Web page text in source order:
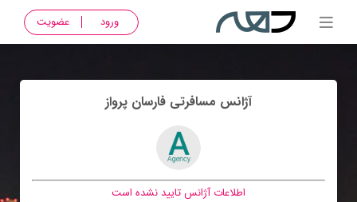
ورود عضویت
آژانس مسافرتی فارسان پرواز
اطلاعات آژانس تایید نشده است